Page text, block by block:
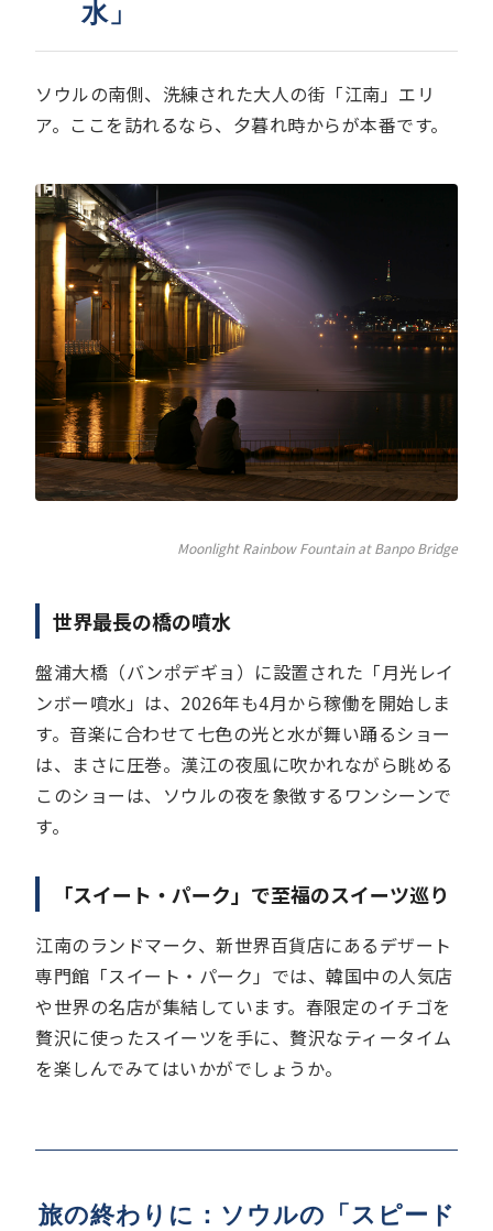
水」
ソウルの南側、洗練された大人の街「江南」エリ
ア。ここを訪れるなら、夕暮れ時からが本番です。
Moonlight Rainbow Fountain at Banpo Bridge
世界最長の橋の噴水
盤浦大橋（バンポデギョ）に設置された「月光レイ
ンボー噴水」は、2026年も4月から稼働を開始しま
す。音楽に合わせて七色の光と水が舞い踊るショー
は、まさに圧巻。漢江の夜風に吹かれながら眺める
このショーは、ソウルの夜を象徴するワンシーンで
す。
「スイート・パーク」で至福のスイーツ巡り
江南のランドマーク、新世界百貨店にあるデザート
専門館「スイート・パーク」では、韓国中の人気店
や世界の名店が集結しています。春限定のイチゴを
贅沢に使ったスイーツを手に、贅沢なティータイム
を楽しんでみてはいかがでしょうか。
旅の終わりに：ソウルの「スピード